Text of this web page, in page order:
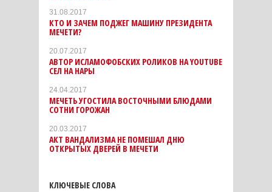
31.08.2017
КТО И ЗАЧЕМ ПОДЖЕГ МАШИНУ ПРЕЗИДЕНТА
МЕЧЕТИ?
20.07.2017
АВТОР ИСЛАМОФОБСКИХ РОЛИКОВ НА YOUTUBE
СЕЛ НА НАРЫ
24.04.2017
МЕЧЕТЬ УГОСТИЛА ВОСТОЧНЫМИ БЛЮДАМИ
СОТНИ ГОРОЖАН
20.03.2017
АКТ ВАНДАЛИЗМА НЕ ПОМЕШАЛ ДНЮ
ОТКРЫТЫХ ДВЕРЕЙ В МЕЧЕТИ
КЛЮЧЕВЫЕ СЛОВА